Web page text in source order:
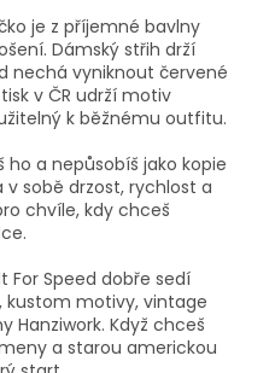
je z příjemné bavlny
Dámský střih drží
nechá vyniknout červené
v ČR udrží motiv
k běžnému outfitu.
ho a nepůsobíš jako kopie
v sobě drzost, rychlost a
chvíle, kdy chceš
For Speed dobře sedí
kustom motivy, vintage
Hanziwork. Když chceš
a starou americkou